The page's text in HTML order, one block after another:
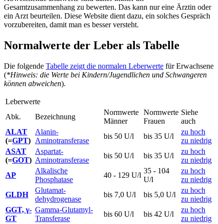
Gesamtzusammenhang zu bewerten. Das kann nur eine Ärztin oder
ein Arzt beurteilen. Diese Website dient dazu, ein solches Gespräch
vorzubereiten, damit man es besser versteht.
Normalwerte der Leber als Tabelle
Die folgende Tabelle zeigt die normalen Leberwerte für Erwachsene
(*Hinweis: die Werte bei Kindern/Jugendlichen und Schwangeren
können abweichen).
Leberwerte
Abk.
Bezeichnung
Normwerte
Männer
Normwerte
Frauen
Siehe
auch
ALAT
(=GPT)
Alanin-
Aminotransferase
bis 50 U/l bis 35 U/l
zu hoch
zu niedrig
ASAT
(=GOT)
Aspartat-
Aminotransferase
bis 50 U/l bis 35 U/l
zu hoch
zu niedrig
AP
Alkalische
Phosphatase
40 - 129 U/l
35 - 104
U/l
zu hoch
zu niedrig
GLDH
Glutamat-
dehydrogenase
bis 7,0 U/l bis 5,0 U/l
zu hoch
zu niedrig
GGT, γ-
GT
Gamma-Glutamyl-
Transferase
bis 60 U/l bis 42 U/l
zu hoch
zu niedrig